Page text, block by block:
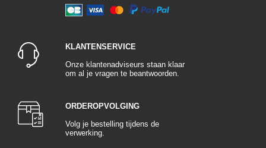
KLANTENSERVICE
Onze klantenadviseurs staan klaar
om al je vragen te beantwoorden.
ORDEROPVOLGING
Volg je bestelling tijdens de
verwerking.